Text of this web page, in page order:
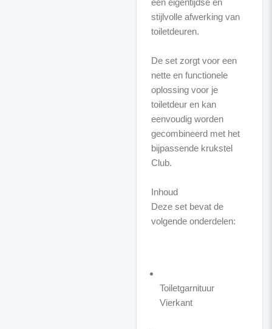
een eigentijdse en
stijlvolle afwerking van
toiletdeuren.
De set zorgt voor een
nette en functionele
oplossing voor je
toiletdeur en kan
eenvoudig worden
gecombineerd met het
bijpassende krukstel
Club.
Inhoud
Deze set bevat de
volgende onderdelen:
Toiletgarnituur
Vierkant